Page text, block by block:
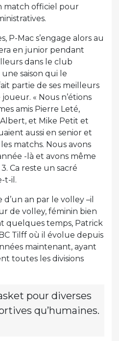
match officiel pour
P-Mac s’engage alors au
en junior pendant
dans le club
saison qui le
partie de ses meilleurs
« Nous n’étions
amis Pierre Leté,
et Mike Petit et
aussi en senior et
matchs. Nous avons
-là et avons même
Ca reste un sacré
t-il.
an par le volley –il
de volley, féminin bien
quelques temps, Patrick
Tilff où il évolue depuis
maintenant, ayant
toutes les divisions
pour diverses
qu’humaines.